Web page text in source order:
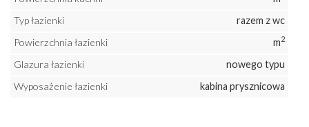
Typ łazienki
razem z wc
Powierzchnia łazienki
m2
Glazura łazienki
nowego typu
Wyposażenie łazienki
kabina prysznicowa